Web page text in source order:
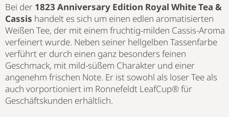
Bei der 1823 Anniversary Edition Royal White Tea &
Cassis handelt es sich um einen edlen aromatisierten
Weißen Tee, der mit einem fruchtig-milden Cassis-Aroma
verfeinert wurde. Neben seiner hellgelben Tassenfarbe
verführt er durch einen ganz besonders feinen
Geschmack, mit mild-süßem Charakter und einer
angenehm frischen Note. Er ist sowohl als loser Tee als
auch vorportioniert im Ronnefeldt LeafCup® für
Geschäftskunden erhältlich.